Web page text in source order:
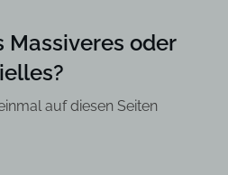
Massiveres oder
auf diesen Seiten